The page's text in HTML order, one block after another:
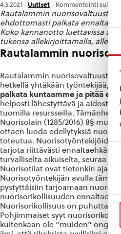
4.3.2021 - Uutiset - Kommentointi suljettu
Rautalammin nuorisovaltuusto
ehdottomasti palkata
Koko kannanotto luettavissa
tukensa allekirjoittamalla,
Rautalammin
Rautalammin nuorisovaltuusto
hetkellä yhtäkään työntekijää,
palkata kuntaamme ja pitää
helposti lähestyttävä ja aidosti
tuomilla resursseilla.
Nuorisolain (1285/2016) 8§
ottaen luoda edellytyksiä
toteutua. Nuorisotyöntekijöiden
tarjota riittävästi
turvalliselta aikuiselta, seuraa
Nuorisotilat ovat tietenkin ajan
Nuorisotyöntekijän avulla tämä
pystyttäisiin tarjoamaan
nuorisorikollisuuden
Nuorisorikollisuus on
Pohjimmaiset syyt
kuitenkaan ole “muiden”